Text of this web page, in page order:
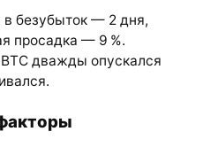
безубыток — 2 дня,
просадка — 9 %.
дважды опускался